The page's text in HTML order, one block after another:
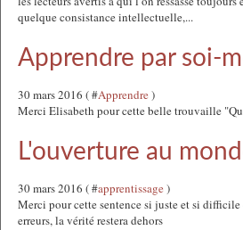
quelque consistance intellectuelle,...
Apprendre par soi-
30 mars 2016 ( #Apprendre)
Merci Elisabeth pour cette belle trouvaille
L'ouverture au
30 mars 2016 ( #apprentissage)
Merci pour cette sentence si juste et si
erreurs, la vérité restera dehors